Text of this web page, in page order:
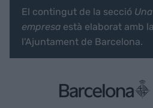
El contingut de la secció
empresa està elaborat amb
l'Ajuntament de Barcelona.